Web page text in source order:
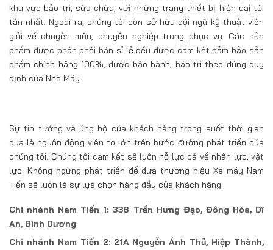
khu vực bảo trì, sữa chữa, với những trang thiết bị hiện đại tối
tân nhất. Ngoài ra, chúng tôi còn sở hữu đội ngũ kỹ thuật viên
giỏi về chuyên môn, chuyên nghiệp trong phục vụ. Các sản
phẩm được phân phối bán sỉ lẻ đều được cam kết đảm bảo sản
phẩm chính hãng 100%, được bảo hành, bảo trì theo đúng quy
định của Nhà Máy.
Sự tin tưởng và ủng hộ của khách hàng trong suốt thời gian
qua là nguồn động viên to lớn trên bước đường phát triển của
chúng tôi. Chúng tôi cam kết sẽ luôn nỗ lực cả về nhân lực, vật
lực. Không ngừng phát triển để đưa thương hiệu Xe máy Nam
Tiến sẽ luôn là sự lựa chọn hàng đầu của khách hàng.
Chi nhánh Nam Tiến 1: 338 Trần Hưng Đạo, Đông Hòa, Dĩ
An, Bình Dương
Chi nhánh Nam Tiến 2: 21A Nguyễn Ảnh Thủ, Hiệp Thành,